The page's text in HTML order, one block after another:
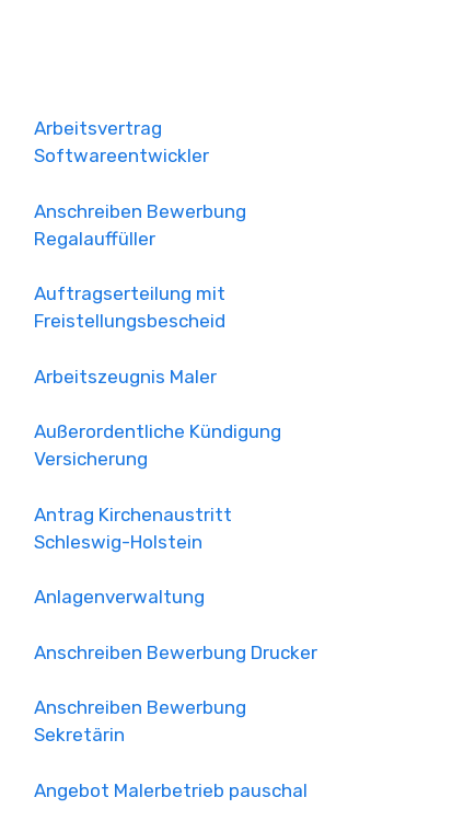
Arbeitsvertrag
Softwareentwickler
Anschreiben Bewerbung
Regalauffüller
Auftragserteilung mit
Freistellungsbescheid
Arbeitszeugnis Maler
Außerordentliche Kündigung
Versicherung
Antrag Kirchenaustritt
Schleswig-Holstein
Anlagenverwaltung
Anschreiben Bewerbung Drucker
Anschreiben Bewerbung
Sekretärin
Angebot Malerbetrieb pauschal